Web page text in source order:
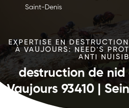
Saint-Denis
EXPERTISE EN
À VAUJOURS: NEED'S
ANTI
destruction de nid
Vaujours 93410 |